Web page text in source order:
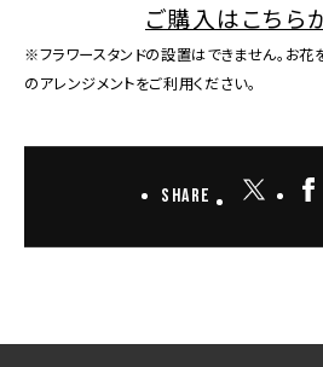
ご購入はこちら
※フラワースタンドの設置はできません。お
のアレンジメントをご利用ください。
Share